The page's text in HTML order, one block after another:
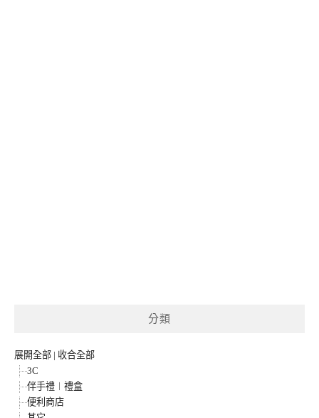
分類
展開全部 | 收合全部
3C
伴手禮︱禮盒
便利商店